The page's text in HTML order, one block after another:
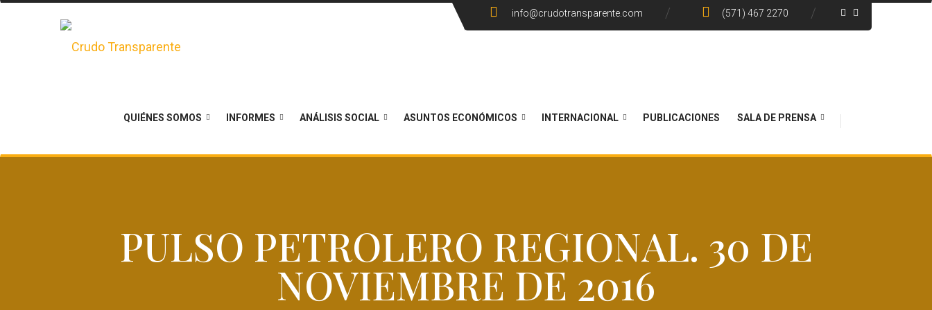
info@crudotransparente.com (571) 467 2270
QUIÉNES SOMOS INFORMES ANÁLISIS SOCIAL ASUNTOS ECONÓMICOS INTERNACIONAL PUBLICACIONES SALA DE PRENSA
PULSO PETROLERO REGIONAL. 30 DE
NOVIEMBRE DE 2016